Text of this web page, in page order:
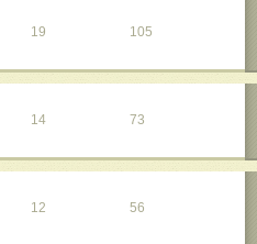
19 105
14 73
12 56